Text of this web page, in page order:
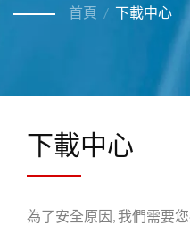
首頁 / 下載中心
下載中心
為了安全原因, 我們需要